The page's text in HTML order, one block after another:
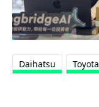
Daihatsu Toyota